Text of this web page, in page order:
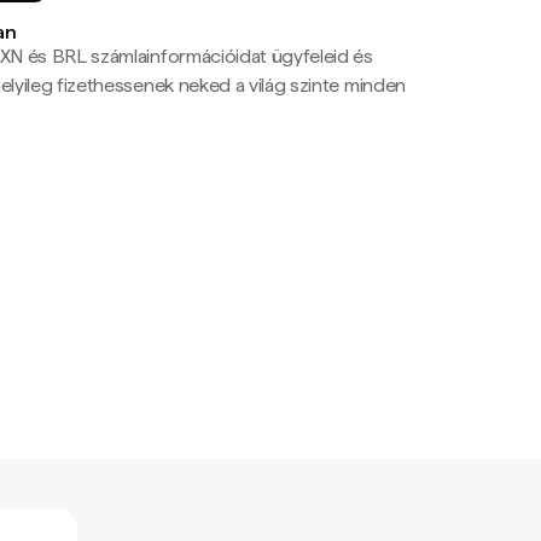
és BRL számlainformációidat ügyfeleid és
fizethessenek neked a világ szinte minden